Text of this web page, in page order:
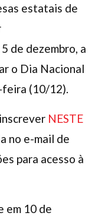
estatais de
de dezembro, a
o Dia Nacional
(10/12).
NESTE
no e-mail de
para acesso à
em 10 de